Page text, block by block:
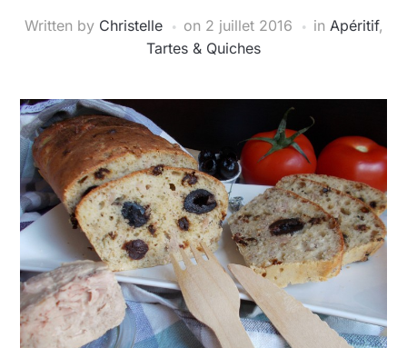
Written by Christelle on 2 juillet 2016 in Apéritif,
Tartes & Quiches